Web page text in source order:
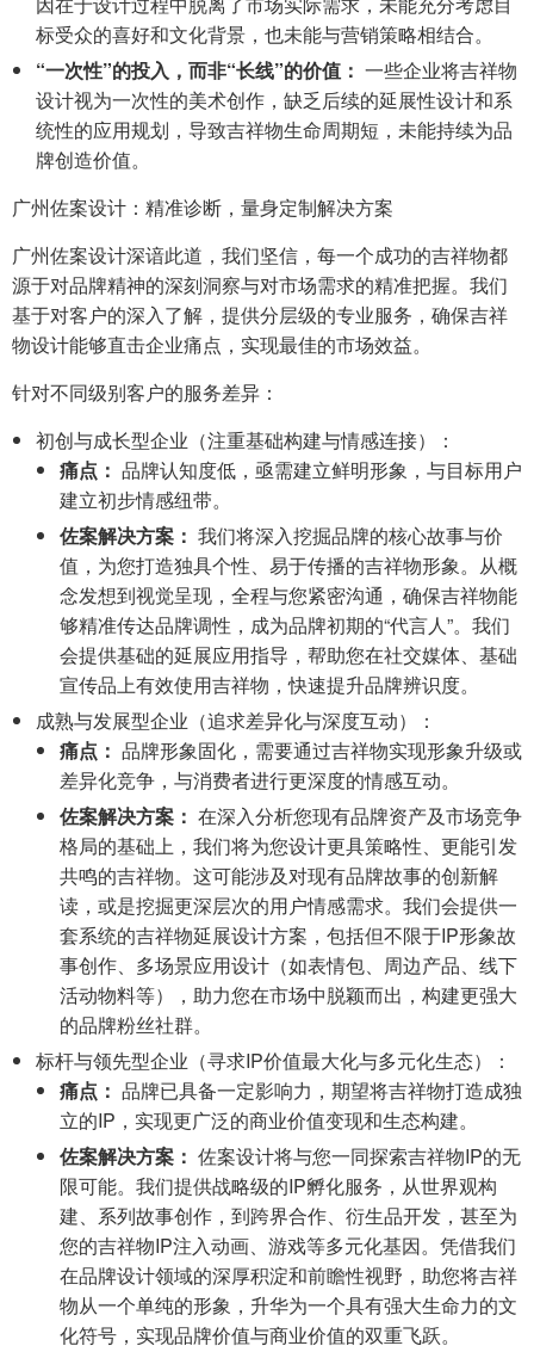
标受众的喜好和文化背景，也未能与营销策略相结合。
“一次性”的投入，而非“长线”的价值： 一些企业将吉祥物
设计视为一次性的美术创作，缺乏后续的延展性设计和系
统性的应用规划，导致吉祥物生命周期短，未能持续为品
牌创造价值。
广州佐案设计：精准诊断，量身定制解决方案
广州佐案设计深谙此道，我们坚信，每一个成功的吉祥物都
源于对品牌精神的深刻洞察与对市场需求的精准把握。我们
基于对客户的深入了解，提供分层级的专业服务，确保吉祥
物设计能够直击企业痛点，实现最佳的市场效益。
针对不同级别客户的服务差异：
初创与成长型企业（注重基础构建与情感连接）：
痛点： 品牌认知度低，亟需建立鲜明形象，与目标用户
建立初步情感纽带。
佐案解决方案： 我们将深入挖掘品牌的核心故事与价
值，为您打造独具个性、易于传播的吉祥物形象。从概
念发想到视觉呈现，全程与您紧密沟通，确保吉祥物能
够精准传达品牌调性，成为品牌初期的“代言人”。我们
会提供基础的延展应用指导，帮助您在社交媒体、基础
宣传品上有效使用吉祥物，快速提升品牌辨识度。
成熟与发展型企业（追求差异化与深度互动）：
痛点： 品牌形象固化，需要通过吉祥物实现形象升级或
差异化竞争，与消费者进行更深度的情感互动。
佐案解决方案： 在深入分析您现有品牌资产及市场竞争
格局的基础上，我们将为您设计更具策略性、更能引发
共鸣的吉祥物。这可能涉及对现有品牌故事的创新解
读，或是挖掘更深层次的用户情感需求。我们会提供一
套系统的吉祥物延展设计方案，包括但不限于IP形象故
事创作、多场景应用设计（如表情包、周边产品、线下
活动物料等），助力您在市场中脱颖而出，构建更强大
的品牌粉丝社群。
标杆与领先型企业（寻求IP价值最大化与多元化生态）：
痛点： 品牌已具备一定影响力，期望将吉祥物打造成独
立的IP，实现更广泛的商业价值变现和生态构建。
佐案解决方案： 佐案设计将与您一同探索吉祥物IP的无
限可能。我们提供战略级的IP孵化服务，从世界观构
建、系列故事创作，到跨界合作、衍生品开发，甚至为
您的吉祥物IP注入动画、游戏等多元化基因。凭借我们
在品牌设计领域的深厚积淀和前瞻性视野，助您将吉祥
物从一个单纯的形象，升华为一个具有强大生命力的文
化符号，实现品牌价值与商业价值的双重飞跃。